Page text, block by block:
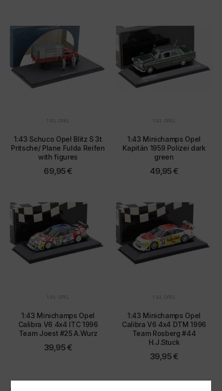
1:43 OPEL
1:43 Schuco Opel Blitz S 3t
Pritsche/ Plane Fulda Reifen
with figures
69,95 €
1:43 OPEL
1:43 Minichamps Opel
Kapitän 1959 Polizei dark
green
49,95 €
1:43 OPEL
1:43 Minichamps Opel
Calibra V6 4x4 ITC 1996
Team Joest #25 A.Wurz
39,95 €
1:43 OPEL
1:43 Minichamps Opel
Calibra V6 4x4 DTM 1996
Team Rosberg #44
H.J.Stuck
39,95 €